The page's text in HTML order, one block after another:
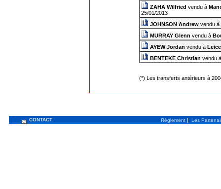
ZAHA Wilfried vendu à
25/01/2013
JOHNSON Andrewvendu à
MURRAY Glenn vendu à
AYEW Jordan vendu à
BENTEKE Christian vendu
(*) Les transferts antérieurs à
CONTACT Règlement | Les